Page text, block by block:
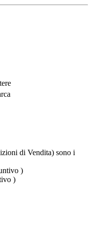
di Vendita) sono i
)
)